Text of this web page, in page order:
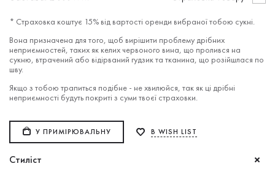
* Страховка коштує 15% від вартості оренди вибраної тобою сукні.
Вона призначена для того, щоб вирішити проблему дрібних
неприємностей, таких як келих червоного вина, що пролився на
сукню, втрачений або відірваний гудзик та тканина, що розійшлася по
шву.
Якщо з тобою трапиться подібне - не хвилюйся, так як ці дрібні
неприємності будуть покриті з суми твоєї страховки.
У ПРИМІРЮВАЛЬНУ В WISH LIST
Стиліст